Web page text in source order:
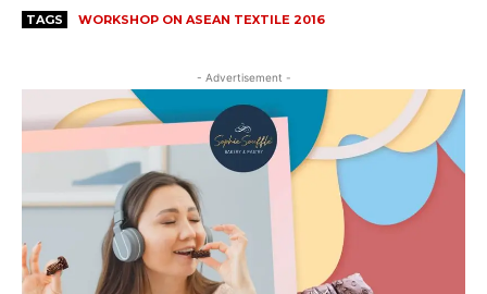
TAGS WORKSHOP ON ASEAN TEXTILE 2016
- Advertisement -